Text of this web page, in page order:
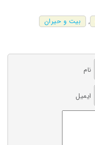
, بیت و حیران
نام
ایمیل